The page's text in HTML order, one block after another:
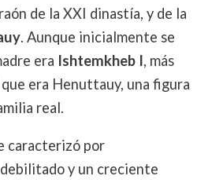
de la XXI dinastía, y de la
. Aunque inicialmente se
era Ishtemkheb I, más
era Henuttauy, una figura
real.
caracterizó por
y un creciente